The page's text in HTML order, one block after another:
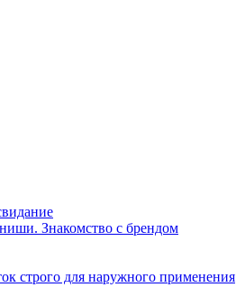
Знакомство с брендом
строго для наружного применения